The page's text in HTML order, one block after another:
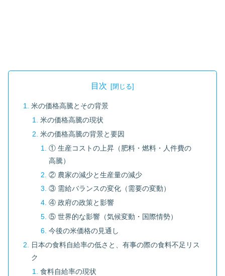
目次
米の価格高騰とその背景
米の価格高騰の現状
米の価格高騰の背景と要因
① 生産コストの上昇（肥料・燃料・人件費の
高騰）
② 農家の減少と生産量の減少
③ 需給バランスの変化（需要の変動）
④ 政府の政策と影響
⑤ 世界的な影響（気候変動・国際情勢）
今後の米価格の見通し
日本の食料自給率の低さと、有事の際の食料不足リス
ク
食料自給率の現状